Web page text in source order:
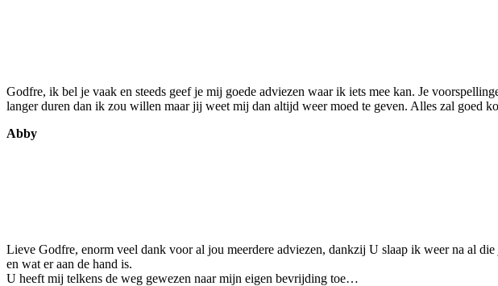
Godfre, ik bel je vaak en steeds geef je mij goede adviezen waar ik iets mee kan. Je
langer duren dan ik zou willen maar jij weet mij dan altijd weer moed te geven. Alles zal goed
Abby
Lieve Godfre, enorm veel dank voor al jou meerdere adviezen, dankzij U slaap ik weer na al
en wat er aan de hand is.
U heeft mij telkens de weg gewezen naar mijn eigen bevrijding toe…